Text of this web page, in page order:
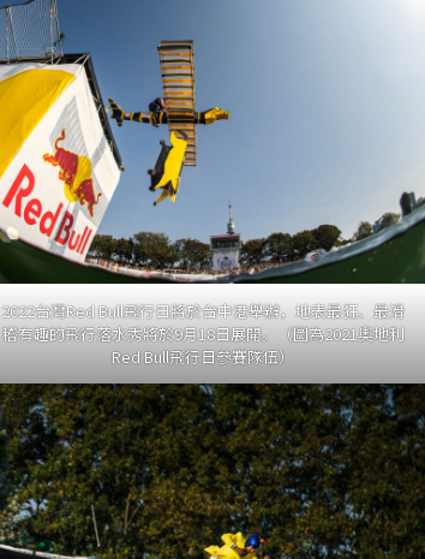
2022台灣Red Bull飛行日將於台中港舉辦，地表最狂、最滑
稽有趣的飛行落水秀將於9月18日展開。（圖為2021奧地利
Red Bull飛行日參賽隊伍）